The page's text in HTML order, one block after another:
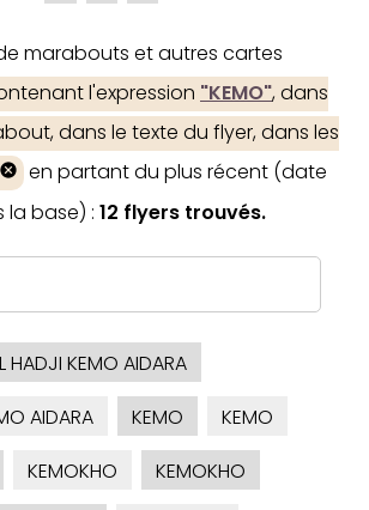
marabouts et autres cartes
l'expression "KEMO", dans
dans le texte du flyer, dans les
en partant du plus récent (date
la base) : 12 flyers trouvés.
HADJI KEMO AIDARA
AIDARA
KEMO
KEMO
KEMOKHO
KEMOKHO